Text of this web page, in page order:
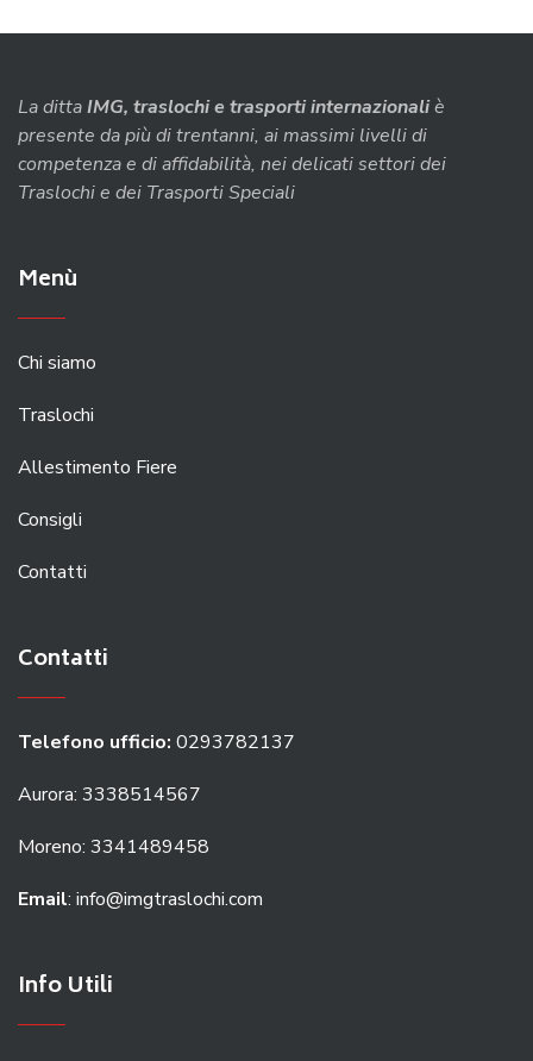
La dittaIMG, traslochi e trasporti internazionaliè
presente da più di trentanni, ai massimi livelli di
competenza e di affidabilità, nei delicati settori dei
Traslochi e dei Trasporti Speciali
Menù
Chi siamo
Traslochi
Allestimento Fiere
Consigli
Contatti
Contatti
Telefono ufficio: 0293782137
Aurora: 3338514567
Moreno: 3341489458
Email: info@imgtraslochi.com
Info Utili